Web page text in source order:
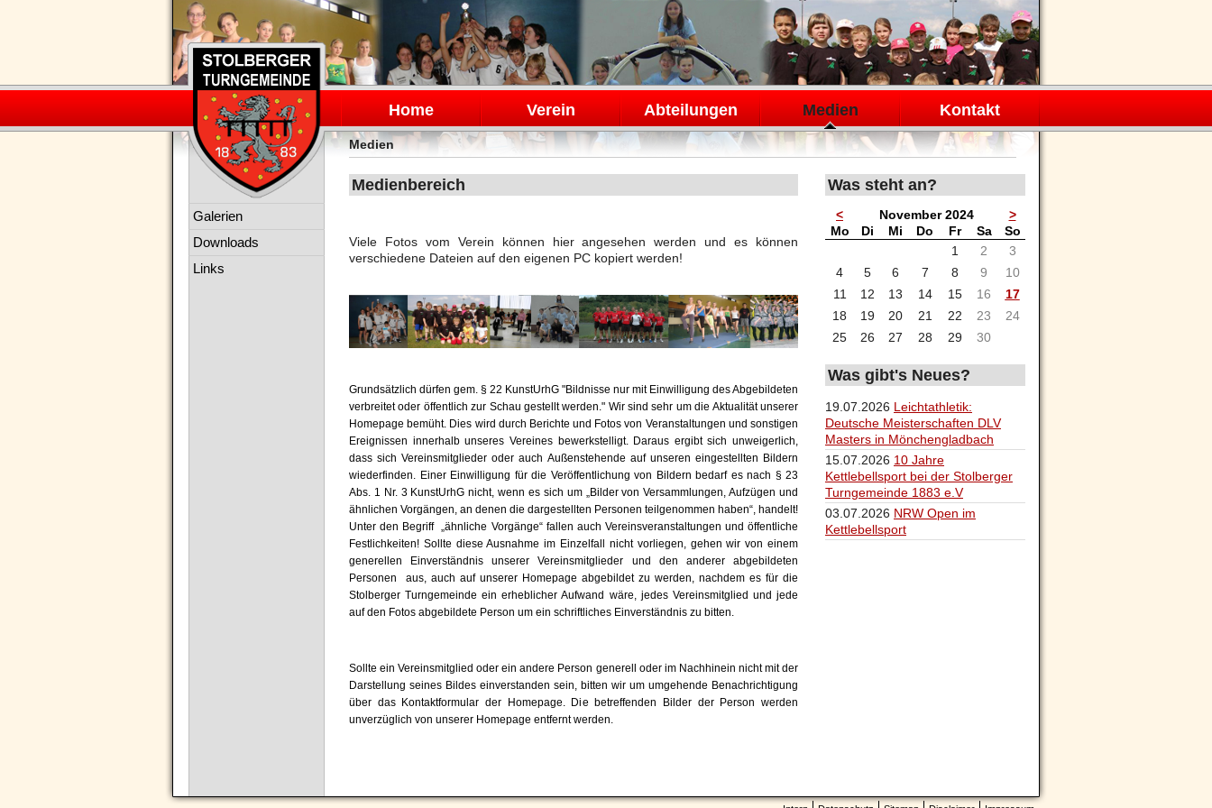
Navigation
überspringen
Home Verein Abteilungen Medien Kontakt
Medien
Medienbereich
Viele Fotos vom Verein können hier angesehen werden und es können
verschiedene Dateien auf den eigenen PC kopiert werden!
Grundsätzlich dürfen gem. § 22 KunstUrhG "Bildnisse nur mit Einwilligung des Abgebildeten
verbreitet oder öffentlich zur Schau gestellt werden." Wir sind sehr um die Aktualität unserer
Homepage bemüht. Dies wird durch Berichte und Fotos von Veranstaltungen und sonstigen
Ereignissen innerhalb unseres Vereines bewerkstelligt. Daraus ergibt sich unweigerlich,
dass sich Vereinsmitglieder oder auch Außenstehende auf unseren eingestellten Bildern
wiederfinden. Einer Einwilligung für die Veröffentlichung von Bildern bedarf es nach § 23
Abs. 1 Nr. 3 KunstUrhG nicht, wenn es sich um „Bilder von Versammlungen, Aufzügen und
ähnlichen Vorgängen, an denen die dargestellten Personen teilgenommen haben“, handelt!
Unter den Begriff „ähnliche Vorgänge“ fallen auch Vereinsveranstaltungen und öffentliche
Festlichkeiten! Sollte diese Ausnahme im Einzelfall nicht vorliegen, gehen wir von einem
generellen Einverständnis unserer Vereinsmitglieder und den anderer abgebildeten
Personen aus, auch auf unserer Homepage abgebildet zu werden, nachdem es für die
Stolberger Turngemeinde ein erheblicher Aufwand wäre, jedes Vereinsmitglied und jede
auf den Fotos abgebildete Person um ein schriftliches Einverständnis zu bitten.
Sollte ein Vereinsmitglied oder ein andere Person generell oder im Nachhinein nicht mit der
Darstellung seines Bildes einverstanden sein, bitten wir um umgehende Benachrichtigung
über das Kontaktformular der Homepage. Die betreffenden Bilder der Person werden
unverzüglich von unserer Homepage entfernt werden.
Navigation
Galerien
Downloads
Links
Was steht an?
< November 2024
>
Montag
Di enstag
Mittwoch
Do nnerstag
Freitag
Samstag
Sonntag
1
2
3
4
5 6 7 8 9
10
11
12 13 14 15 16
17
18
19 20 21 22 23
24
25
26 27 28 29 30
Was gibt's Neues?
19.07.2026 Leichtathletik:
Deutsche Meisterschaften DLV
Masters in Mönchengladbach
15.07.2026 10 Jahre
Kettlebellsport bei der Stolberger
Turngemeinde 1883 e.V
03.07.2026 NRW Open im
Kettlebellsport
Navigation